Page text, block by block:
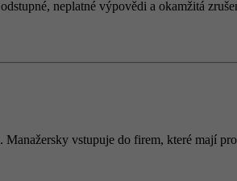
neplatné výpovědi a okamžitá
vstupuje do firem, které mají